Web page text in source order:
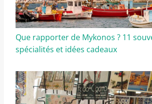
Que rapporter de Mykonos ? 11
spécialités et idées cadeaux